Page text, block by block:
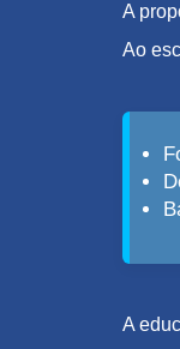
A
Ao
A